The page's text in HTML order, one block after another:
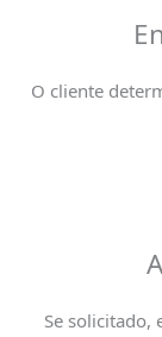
O cliente
Se solicitado,